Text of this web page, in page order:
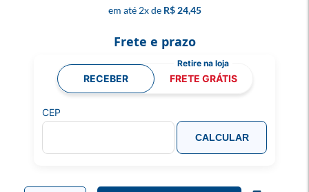
2x R$ 24,45
Frete e prazo
RECEBER FRETE GRÁTIS
CEP
CALCULAR